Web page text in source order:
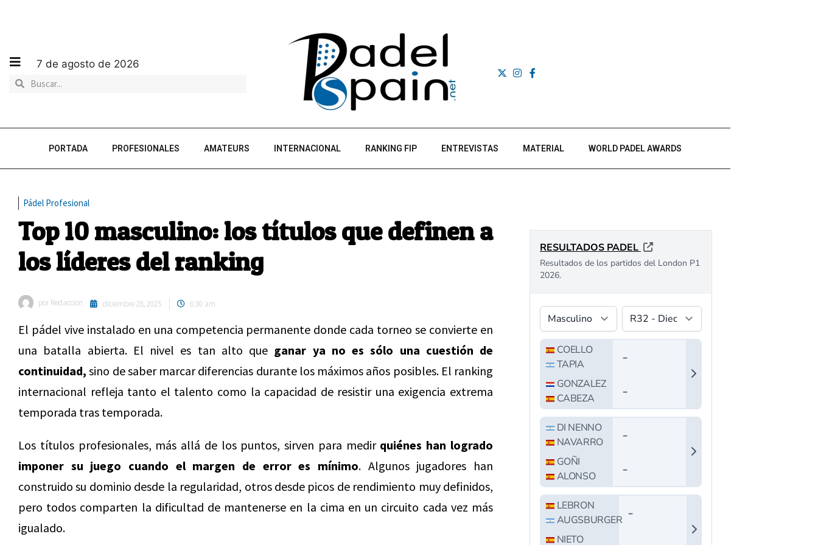
7 de agosto de 2026
PORTADA PROFESIONALES AMATEURS INTERNACIONAL RANKING FIP ENTREVISTAS MATERIAL WORLD PADEL AWARDS
Pádel Profesional
Top 10 masculino: los títulos que definen a
los líderes del ranking
por Redaccion diciembre 28, 2025 8:30 am
El pádel vive instalado en una competencia permanente donde cada torneo se convierte en
una batalla abierta. El nivel es tan alto que ganar ya no es sólo una cuestión de
continuidad, sino de saber marcar diferencias durante los máximos años posibles. El ranking
internacional refleja tanto el talento como la capacidad de resistir una exigencia extrema
temporada tras temporada.
Los títulos profesionales, más allá de los puntos, sirven para medir quiénes han logrado
imponer su juego cuando el margen de error es mínimo. Algunos jugadores han
construido su dominio desde la regularidad, otros desde picos de rendimiento muy definidos,
pero todos comparten la dificultad de mantenerse en la cima en un circuito cada vez más
igualado.